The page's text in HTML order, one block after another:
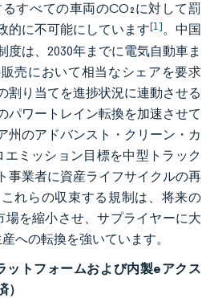
すべての車両のCO₂に対して罰
的に不可能にしています[1]。中国
度は、2030年までに電気自動車ま
売において相当なシェアを要求
割り当てを進捗状況に連動させる
パワートレイン転換を加速させて
州のアドバンスト・クリーン・カ
ミッション目標を中型トラック
事業者に資産ライフサイクルの再
れらの収束する規制は、将来の
場を縮小させ、サプライヤーに大
への転換を強いています。
ットフォームおよび内製eアクス